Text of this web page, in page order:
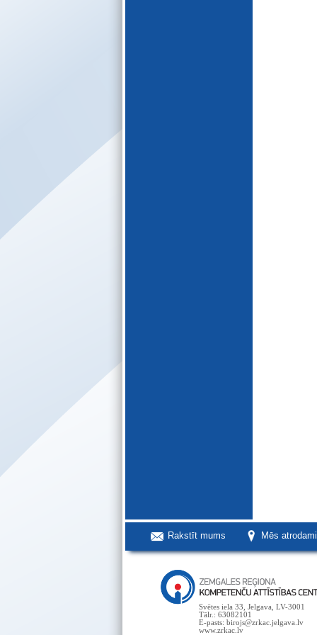
Rakstīt mums Mēs
Svētes iela 33, Jelgava, LV-3001
Tālr.: 63082101
E-pasts: birojs@zrkac.jelgava.lv
www.zrkac.lv